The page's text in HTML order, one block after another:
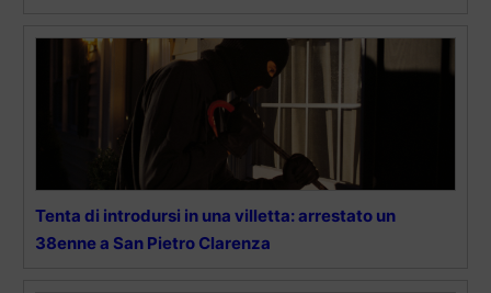
Tenta di introdursi in una villetta: arrestato un
38enne a San Pietro Clarenza